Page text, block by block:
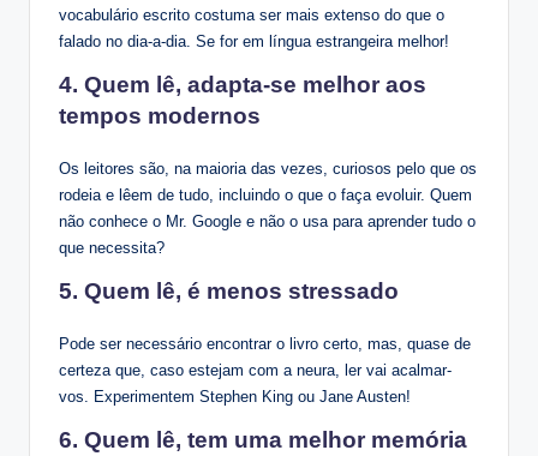
vocabulário escrito costuma ser mais extenso do que o
falado no dia-a-dia. Se for em língua estrangeira melhor!
4. Quem lê, adapta-se melhor aos
tempos modernos
Os leitores são, na maioria das vezes, curiosos pelo que os
rodeia e lêem de tudo, incluindo o que o faça evoluir. Quem
não conhece o Mr. Google e não o usa para aprender tudo o
que necessita?
5. Quem lê, é menos stressado
Pode ser necessário encontrar o livro certo, mas, quase de
certeza que, caso estejam com a neura, ler vai acalmar-
vos. Experimentem Stephen King ou Jane Austen!
6. Quem lê, tem uma melhor memória